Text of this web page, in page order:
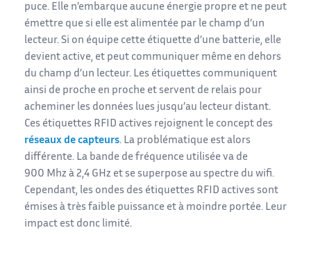
puce. Elle n’embarque aucune énergie propre et ne peut
émettre que si elle est alimentée par le champ d’un
lecteur. Si on équipe cette étiquette d’une batterie, elle
devient active, et peut communiquer même en dehors
du champ d’un lecteur. Les étiquettes communiquent
ainsi de proche en proche et servent de relais pour
acheminer les données lues jusqu’au lecteur distant.
Ces étiquettes RFID actives rejoignent le concept des
réseaux de capteurs. La problématique est alors
différente. La bande de fréquence utilisée va de
900 Mhz à 2,4 GHz et se superpose au spectre du wifi.
Cependant, les ondes des étiquettes RFID actives sont
émises à très faible puissance et à moindre portée. Leur
impact est donc limité.